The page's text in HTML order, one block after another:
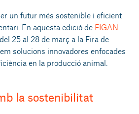
un futur més sostenible i eficient
En aquesta edició de FIGAN
25 al 28 de març a la Fira de
solucions innovadores enfocades
en la producció animal.
la sostenibilitat